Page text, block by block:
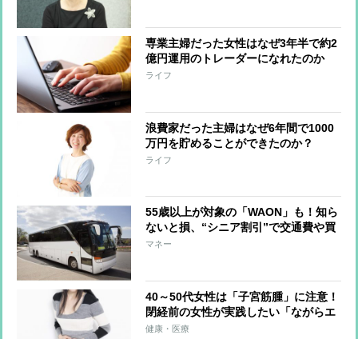
専業主婦だった女性はなぜ3年半で約2
億円運用のトレーダーになれたのか
ライフ
浪費家だった主婦はなぜ6年間で1000
万円を貯めることができたのか？
ライフ
55歳以上が対象の「WAON」も！知ら
ないと損、“シニア割引”で交通費や買
い物がお得に
マネー
40～50代女性は「子宮筋腫」に注意！
閉経前の女性が実践したい「ながらエ
クササイズ」と積極的に摂りたい食材
健康・医療